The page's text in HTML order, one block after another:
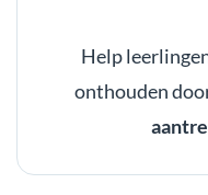
Help
onthouden